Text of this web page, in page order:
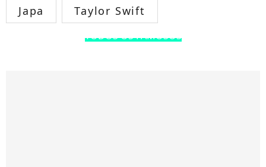
Japa Taylor Swift
TODOS OS FAMOSOS